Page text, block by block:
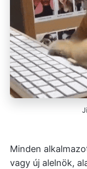
Minden
vagy új alelnök,